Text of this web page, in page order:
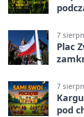
7
Plac
7
pod